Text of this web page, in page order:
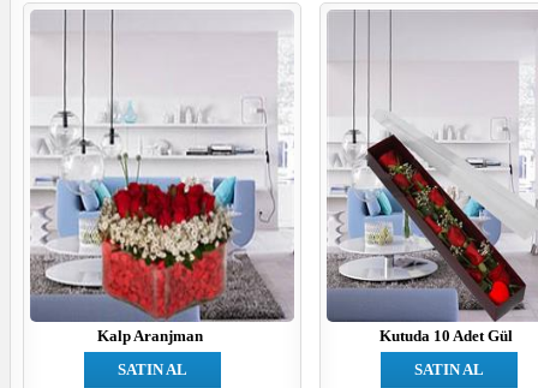
Kalp Aranjman
SATIN AL
Kutuda 10 Adet Gül
SATIN AL